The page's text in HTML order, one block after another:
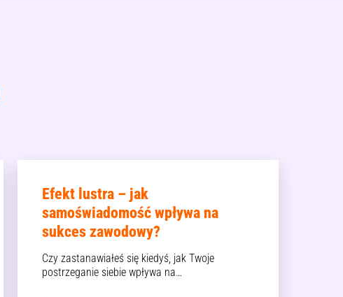
Efekt lustra – jak
samoświadomość wpływa na
sukces zawodowy?
Czy zastanawiałeś się kiedyś, jak Twoje
postrzeganie siebie wpływa na…